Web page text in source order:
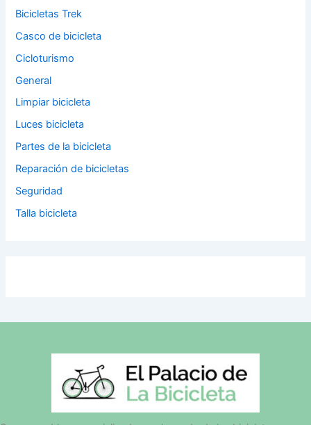
Bicicletas Trek
Casco de bicicleta
Cicloturismo
General
Limpiar bicicleta
Luces bicicleta
Partes de la bicicleta
Reparación de bicicletas
Seguridad
Talla bicicleta